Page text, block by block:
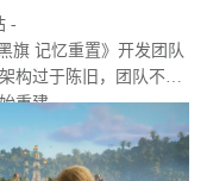
-
旗 记忆重置》开发团队
构过于陈旧，团队不得
重建。